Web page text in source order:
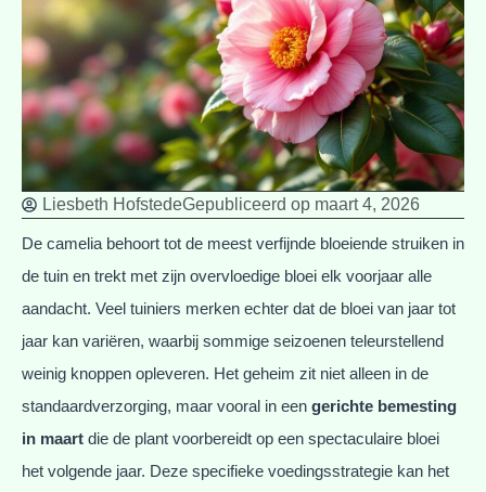
Liesbeth HofstedeGepubliceerd op maart 4, 2026
De camelia behoort tot de meest verfijnde bloeiende struiken in
de tuin en trekt met zijn overvloedige bloei elk voorjaar alle
aandacht. Veel tuiniers merken echter dat de bloei van jaar tot
jaar kan variëren, waarbij sommige seizoenen teleurstellend
weinig knoppen opleveren. Het geheim zit niet alleen in de
standaardverzorging, maar vooral in een gerichte bemesting
in maart die de plant voorbereidt op een spectaculaire bloei
het volgende jaar. Deze specifieke voedingsstrategie kan het